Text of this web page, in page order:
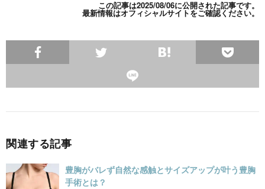
この記事は2025/08/06に公開された記事です。
最新情報はオフィシャルサイトをご確認ください。
関連する記事
豊胸がバレず自然な感触とサイズアップが叶う豊胸
手術とは？